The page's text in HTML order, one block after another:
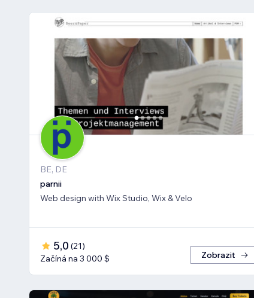
BE, DE
parnii
Web design with Wix Studio, Wix & Velo
5,0 (21)
Začíná na 3 000 $
Zobrazit